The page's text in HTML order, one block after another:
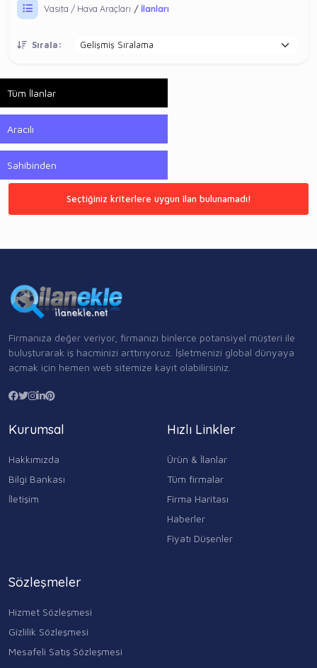
Vasıta Hava Araçları İlanları
Sırala:
Tüm İlanlar
Aracılı
Sahibinden
Seçtiğiniz kriterlere uygun ilan bulunamadı!
Firmanıza değer veriyor, firmanızı binlerce potansiyel müşteri ile
buluşturarak iş hacminizi arttırıyoruz. İşletmenizi global dünyaya
açmak için hemen web sitemize kayıt olabilirsiniz.
Kurumsal
Hakkımızda
Bilgi Bankası
İletişim
Hızlı Linkler
Ürün & İlanlar
Tüm firmalar
Firma Haritası
Haberler
Fiyatı Düşenler
Sözleşmeler
Hizmet Sözleşmesi
Gizlilik Sözleşmesi
Mesafeli Satış Sözleşmesi